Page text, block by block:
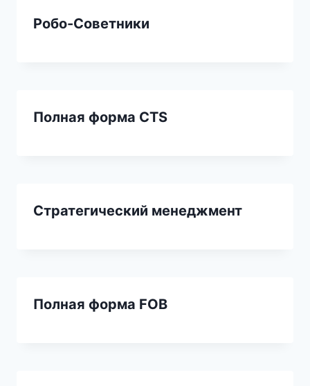
Робо-Советники
Полная форма CTS
Стратегический менеджмент
Полная форма FOB